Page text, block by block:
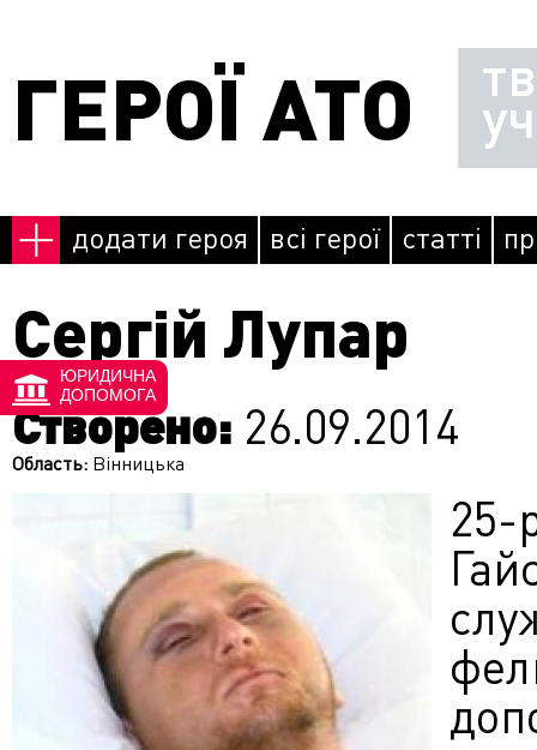
ГЕРОЇ АТО
додати героя всі герої статті
Сергій Лупар
Створено: 26.09.2014
Область: Вінницька
25-
ЮРИДИЧНА
ДОПОМОГА